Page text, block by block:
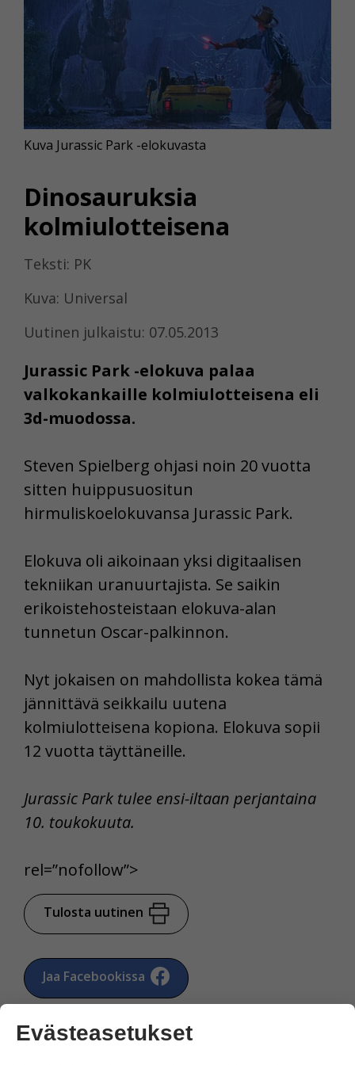
Dinosauruksia
kolmiulotteisena
Teksti: PK
Kuva: Universal
Uutinen julkaistu: 07.05.2013
Jurassic Park -elokuva palaa
valkokankaille kolmiulotteisena eli
3d-muodossa.
Kuva Jurassic Park -elokuvasta
Steven Spielberg ohjasi noin 20 vuotta
sitten huippusuositun
hirmuliskoelokuvansa Jurassic Park.
Elokuva oli aikoinaan yksi digitaalisen
tekniikan uranuurtajista. Se saikin
erikoistehosteistaan elokuva-alan
tunnetun Oscar-palkinnon.
Nyt jokaisen on mahdollista kokea tämä
jännittävä seikkailu uutena
kolmiulotteisena kopiona. Elokuva sopii
12 vuotta täyttäneille.
Jurassic Park tulee ensi-iltaan perjantaina
10. toukokuuta.
rel=”nofollow”>
Tulosta uutinen
Jaa Facebookissa
Evästeasetukset